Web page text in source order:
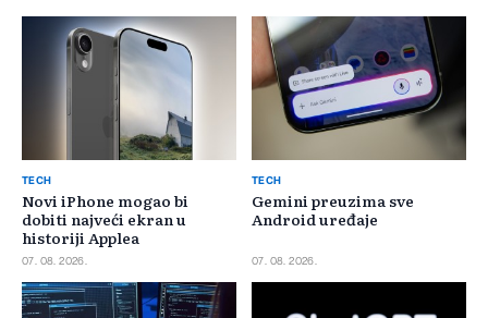
TECH
Novi iPhone mogao bi
dobiti najveći ekran u
historiji Applea
07. 08. 2026.
TECH
Gemini preuzima sve
Android uređaje
07. 08. 2026.